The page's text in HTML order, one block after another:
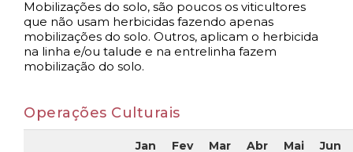
Mobilizações do solo, são poucos os viticultores
que não usam herbicidas fazendo apenas
mobilizações do solo. Outros, aplicam o herbicida
na linha e/ou talude e na entrelinha fazem
mobilização do solo.
Operações Culturais
Jan Fev Mar Abr Mai Jun